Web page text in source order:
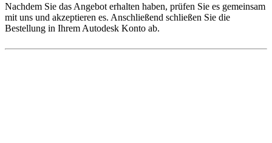
Nachdem Sie das Angebot erhalten haben, prüfen Sie es gemeinsam
mit uns und akzeptieren es. Anschließend schließen Sie die
Bestellung in Ihrem Autodesk Konto ab.